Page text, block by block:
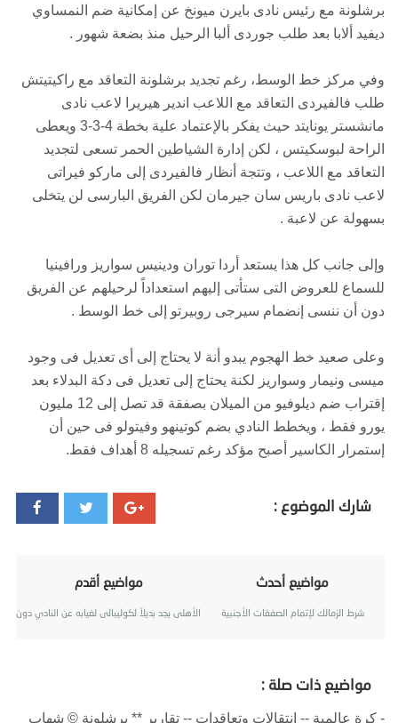
برشلونة مع رئيس نادى بايرن ميونخ عن إمكانية ضم النمساوي
ديفيد ألابا بعد طلب جوردى ألبا الرحيل منذ بضعة شهور .
وفي مركز خط الوسط، رغم تجديد برشلونة التعاقد مع راكيتيتش
طلب فالفيردى التعاقد مع اللاعب اندير هيريرا لاعب نادى
مانشستر يونايتد حيث يفكر بالإعتماد علية بخطة 4-3-3 ويعطى
الراحة لبوسكيتس ، لكن إدارة الشياطين الحمر تسعى لتجديد
التعاقد مع اللاعب ، وتتجة أنظار فالفيردى إلى ماركو فيراتى
لاعب نادى باريس سان جيرمان لكن الفريق البارسى لن يتخلى
بسهولة عن لاعبة .
وإلى جانب كل هذا يستعد أردا توران ودينيس سواريز ورافينيا
للسماع للعروض التى ستأتى إليهم استعداداً لرحيلهم عن الفريق
دون أن ننسى إنضمام سيرجى روبيرتو إلى خط الوسط .
وعلى صعيد خط الهجوم يبدو أنة لا يحتاج إلى أى تعديل فى وجود
ميسى ونيمار وسواريز لكنة يحتاج إلى تعديل فى دكة البدلاء بعد
إقتراب ضم ديلوفيو من الميلان بصفقة قد تصل إلى 12 مليون
يورو فقط ، ويخطط النادي بضم كوتينهو وفيتولو فى حين أن
إستمرار الكاسير أصبح مؤكد رغم تسجيله 8 أهداف فقط.
شارك الموضوع :
مواضيع أحدث
شرط الزمالك لإتمام الصفقات الأجنبية
مواضيع أقدم
الأهلى يجد بديلاً لكوليبالى لغيابه عن النادي دون إذن
مواضيع ذات صلة :
- كرة عالمية -- انتقالات وتعاقدات -- تقارير ** برشلونة © شهاب